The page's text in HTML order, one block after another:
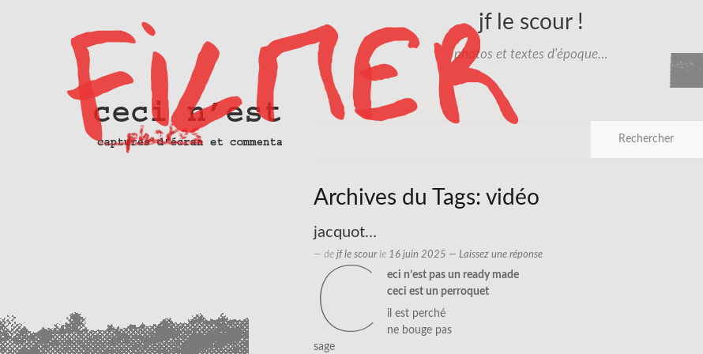
jf le scour !
photos et textes d'époque…
Archives du Tags: vidéo
jacquot…
— de jf le scourle 16 juin 2025 — Laissez une réponse
c
eci n’est pas un ready made
ceci est un perroquet
il est perché
ne bouge pas
sage